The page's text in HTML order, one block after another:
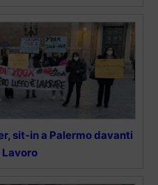
sit-in a Palermo davanti
Lavoro